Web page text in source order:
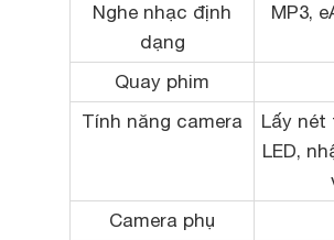
Nghe nhạc định
dạng
MP3,
Quay phim
Tính năng camera
Lấy nét
LED,
Camera phụ